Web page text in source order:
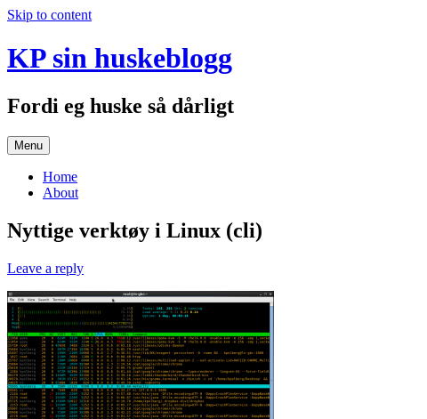
Skip to content
KP sin huskeblogg
Fordi eg huske så dårligt
Menu
Home
About
Nyttige verktøy i Linux (cli)
Leave a reply